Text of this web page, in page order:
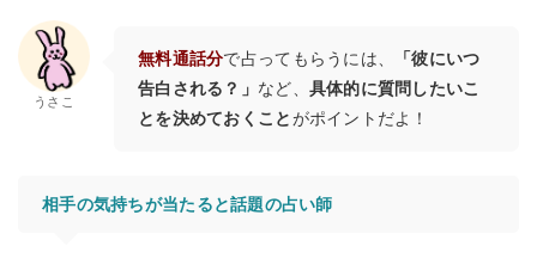
うさこ
無料通話分で占ってもらうには、
「彼にいつ
告白される？」 など、 具体的に質問したいこ
とを決めておくことがポイントだよ！
相手の気持ちが当たると話題の占い師